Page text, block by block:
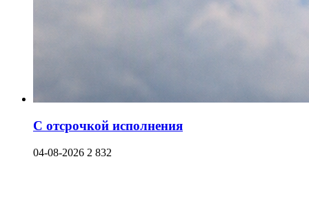
С отсрочкой исполнения
04-08-2026 2 832